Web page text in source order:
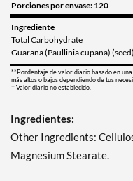
Porciones por envase: 120
Ingrediente
Total Carbohydrate
Guarana (Paullinia cupana) (seed)
**Pordentaje de valor diario basado en
más altos o bajos dependiendo de tus
† Valor diario no establecido.
Ingredientes:
Other Ingredients:
Magnesium Stearate.